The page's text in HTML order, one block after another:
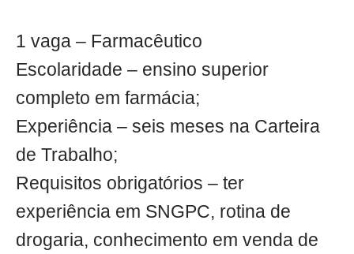
1 vaga – Farmacêutico
Escolaridade – ensino superior
completo em farmácia;
Experiência – seis meses na Carteira
de Trabalho;
Requisitos obrigatórios – ter
experiência em SNGPC, rotina de
drogaria, conhecimento em venda de